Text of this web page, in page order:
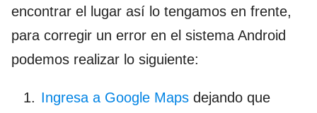
encontrar el lugar así lo tengamos en frente,
para corregir un error en el sistema Android
podemos realizar lo siguiente:
Ingresa a Google Maps dejando que